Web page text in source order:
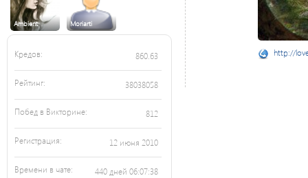
Ambient Moriarti
Кредов: 860.63
Рейтинг: 38038058
Побед в Викторине: 812
Регистрация: 12 июня 2010
Времени в чате: 440 дней 06:07:38
http://